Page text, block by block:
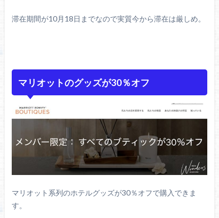
滞在期間が10月18日までなので実質今から滞在は厳しめ。
マリオットのグッズが30％オフ
マリオット系列のホテルグッズが30％オフで購入できま
す。